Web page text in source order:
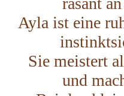
Ayla ist eine
Sie meistert
und